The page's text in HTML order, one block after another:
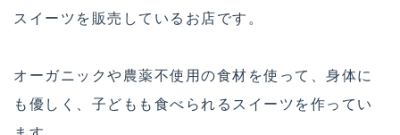
スイーツを販売しているお店です。
オーガニックや農薬不使用の食材を使って、身体に
も優しく、子どもも食べられるスイーツを作ってい